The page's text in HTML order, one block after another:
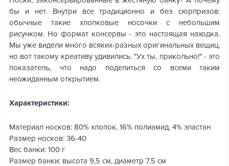
бы и нет. Внутри все традиционно и без сюрпризов:
обычные такие хлопковые носочки с небольшим
рисунком. Но формат консервы - это настоящая находка.
Мы уже видели много всяких-разных оригинальных вещиц,
но вот такому креативу удивились. "Ух ты, прикольно!" - это
показатель, что надо поделиться со всеми таким
неожиданным открытием.
Характеристики:
Материал носков: 80% хлопок, 16% полиамид, 4% эластан
Размер носков: 36-40
Вес банки: 100 г
Размер банки: высота 9,5 см, диаметр 7,5 см